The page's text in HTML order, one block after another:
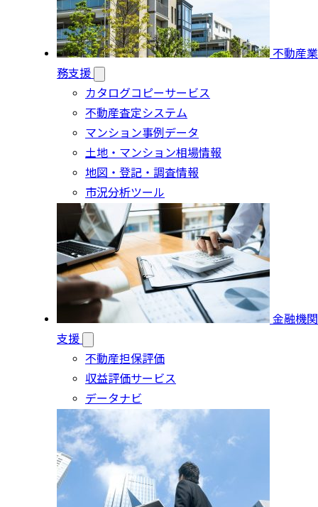
不動産業
務支援
カタログコピーサービス
不動産査定システム
マンション事例データ
土地・マンション相場情報
地図・登記・調査情報
市況分析ツール
金融機関
支援
不動産担保評価
収益評価サービス
データナビ